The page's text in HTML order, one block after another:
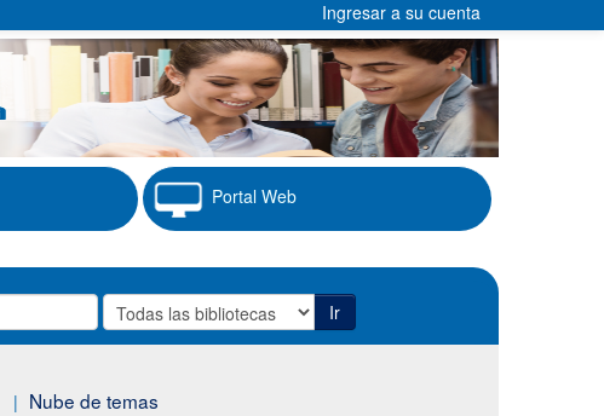
Ingresar a su cuenta
Portal Web
Ir
Nube de temas